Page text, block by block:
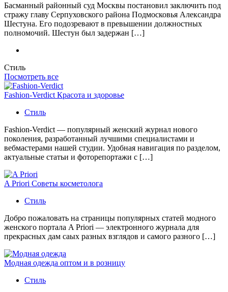
Басманный районный суд Москвы постановил заключить под
стражу главу Серпуховского района Подмосковья Александра
Шестуна. Его подозревают в превышении должностных
полномочий. Шестун был задержан […]
Стиль
Посмотреть все
Fashion-Verdict Красота и здоровье
Стиль
Fashion-Verdict — популярный женский журнал нового
поколения, разработанный лучшими специалистами и
вебмастерами нашей студии. Удобная навигация по разделом,
актуальные статьи и фоторепортажи с […]
A Priori Советы косметолога
Стиль
Добро пожаловать на страницы популярных статей модного
женского портала A Priori — электронного журнала для
прекрасных дам саых разных взглядов и самого разного […]
Модная одежда оптом и в розницу
Стиль